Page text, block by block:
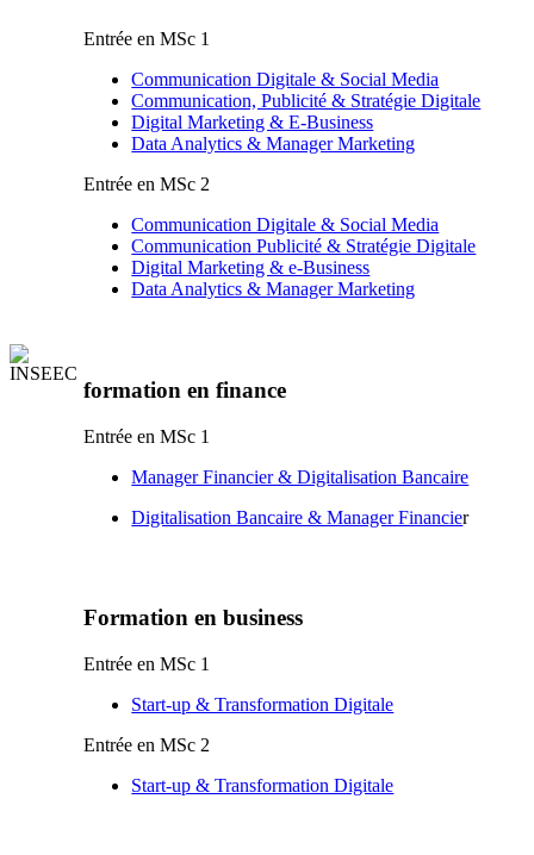
Entrée en MSc 1
Communication Digitale & Social Media
Communication, Publicité & Stratégie Digitale
Digital Marketing & E-Business
Data Analytics & Manager Marketing
Entrée en MSc 2
Communication Digitale & Social Media
Communication Publicité & Stratégie Digitale
Digital Marketing & e-Business
Data Analytics & Manager Marketing
formation en finance
Entrée en MSc 1
Manager Financier & Digitalisation Bancaire
Digitalisation Bancaire & Manager Financier
Formation en business
Entrée en MSc 1
Start-up & Transformation Digitale
Entrée en MSc 2
Start-up & Transformation Digitale